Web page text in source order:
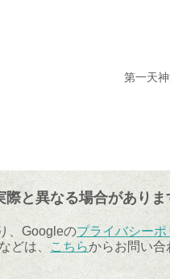
第一天
と異なる場合があり
、Googleのプライバシーポ
どは、
こちらからお問い合